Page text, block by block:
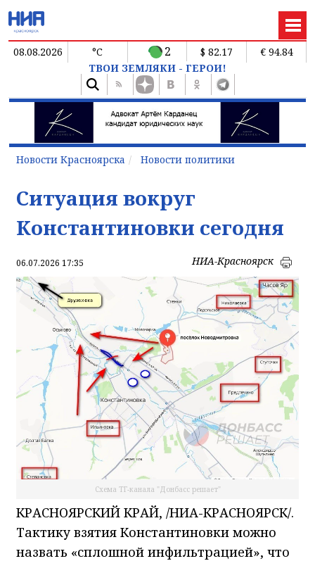
08.08.2026 °C 2 $ 82.17
€ 94.84
ТВОИ ЗЕМЛЯКИ - ГЕРОИ!
Новости Красноярска Новости политики
Ситуация вокруг
Константиновки сегодня
06.07.2026 17:35 НИА-Красноярск
Схема ТГ-канала "Донбасс решает"
КРАСНОЯРСКИЙ КРАЙ, /НИА-КРАСНОЯРСК/.
Тактику взятия Константиновки можно
назвать «сплошной инфильтрацией», что